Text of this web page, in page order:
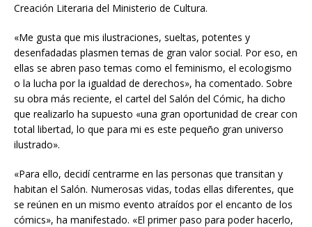
Creación Literaria del Ministerio de Cultura.
«Me gusta que mis ilustraciones, sueltas, potentes y
desenfadadas plasmen temas de gran valor social. Por eso, en
ellas se abren paso temas como el feminismo, el ecologismo
o la lucha por la igualdad de derechos», ha comentado. Sobre
su obra más reciente, el cartel del Salón del Cómic, ha dicho
que realizarlo ha supuesto «una gran oportunidad de crear con
total libertad, lo que para mi es este pequeño gran universo
ilustrado».
«Para ello, decidí centrarme en las personas que transitan y
habitan el Salón. Numerosas vidas, todas ellas diferentes, que
se reúnen en un mismo evento atraídos por el encanto de los
cómics», ha manifestado. «El primer paso para poder hacerlo,